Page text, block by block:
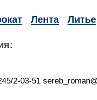
Лента Литье
2-03-51